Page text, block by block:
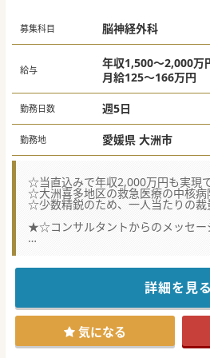
募集科目 脳神経外科
給与
年収1,500～2,000万
月給125～166万円
勤務日数 週5日
勤務地 愛媛県 大洲市
☆当直込みで年収2,000万円も実現で
☆大洲喜多地区の救急医療の中核病
☆少数精鋭のため、一人当たりの裁
★☆コンサルタントからのメッセ
る病院です。
地域医療に興味のある先生であれ
詳細を見る
気になる